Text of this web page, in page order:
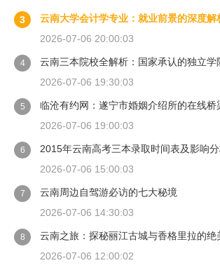
3
云南大学会计学专业：就业前景的深度解
2026-07-06 20:00:03
4
云南三本院校全解析：国家承认的独立学
2026-07-06 19:30:03
5
临沧有约网：遂宁市婚姻介绍所的在线桥
2026-07-06 19:00:03
6
2015年云南高考三本录取时间表及影响
2026-07-06 15:00:03
7
云南周边自驾游必访的七大秘境
2026-07-06 14:30:03
8
云南之旅：探秘丽江古城与香格里拉的绝
2026-07-06 12:00:02